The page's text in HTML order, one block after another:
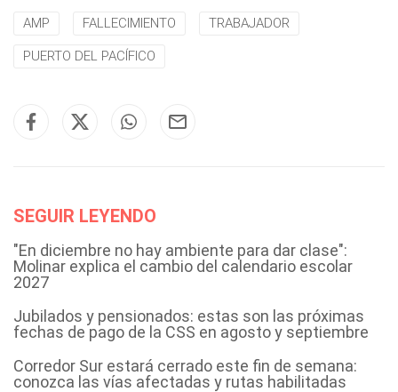
AMP FALLECIMIENTO TRABAJADOR
PUERTO DEL PACÍFICO
SEGUIR LEYENDO
"En diciembre no hay ambiente para dar clase":
Molinar explica el cambio del calendario escolar
2027
Jubilados y pensionados: estas son las próximas
fechas de pago de la CSS en agosto y septiembre
Corredor Sur estará cerrado este fin de semana:
conozca las vías afectadas y rutas habilitadas